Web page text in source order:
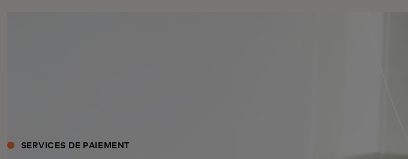
SERVICES DE PAIEMENT